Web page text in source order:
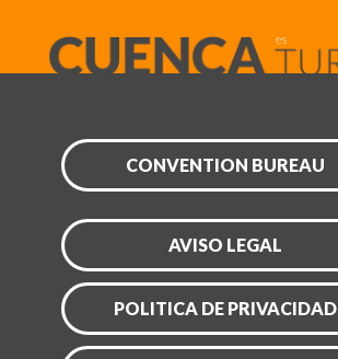
CONVENTION BUREAU
AVISO LEGAL
POLITICA DE PRIVACIDAD